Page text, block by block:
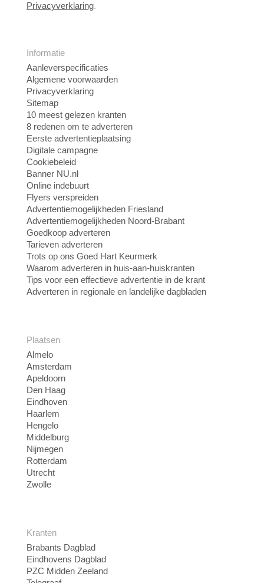
Privacyverklaring.
Informatie
Aanleverspecificaties
Algemene voorwaarden
Privacyverklaring
Sitemap
10 meest gelezen kranten
8 redenen om te adverteren
Eerste advertentieplaatsing
Digitale campagne
Cookiebeleid
Banner NU.nl
Online indebuurt
Flyers verspreiden
Advertentiemogelijkheden Friesland
Advertentiemogelijkheden Noord-Brabant
Goedkoop adverteren
Tarieven adverteren
Trots op ons Goed Hart Keurmerk
Waarom adverteren in huis-aan-huiskranten
Tips voor een effectieve advertentie in de krant
Adverteren in regionale en landelijke dagbladen
Plaatsen
Almelo
Amsterdam
Apeldoorn
Den Haag
Eindhoven
Haarlem
Hengelo
Middelburg
Nijmegen
Rotterdam
Utrecht
Zwolle
Kranten
Brabants Dagblad
Eindhovens Dagblad
PZC Midden Zeeland